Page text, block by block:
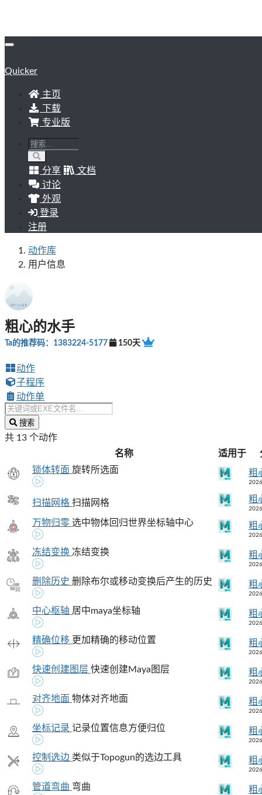
Quicker
主页
下载
专业版
分享
文档
讨论
外观
登录
注册
动作库
用户信息
粗心的水手
Ta的推荐码：1383224-5177 150天
动作
子程序
动作单
搜索
共 13 个动作
名称
适用于
锁体转面 旋转所选面 粗
扫描网格 扫描网格 粗
万物归零 选中物体回归世界坐标轴中心 粗
冻结变换 冻结变换 粗
删除历史 删除布尔或移动变换后产生的历史 粗
中心枢轴 居中maya坐标轴 粗
精确位移 更加精确的移动位置 粗
快速创建图层 快速创建Maya图层 粗
对齐地面 物体对齐地面 粗
坐标记录 记录位置信息方便归位 粗
控制选边 类似于Topogun的选边工具 粗
管道弯曲 弯曲 粗